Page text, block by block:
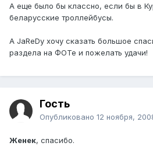
А еще было бы классно, если бы в
беларусские троллейбусы.
А JaReDу хочу сказать большое
раздела на ФОТе и пожелать удачи!
Гость
Опубликовано 12 ноября,
Женек, спасибо.